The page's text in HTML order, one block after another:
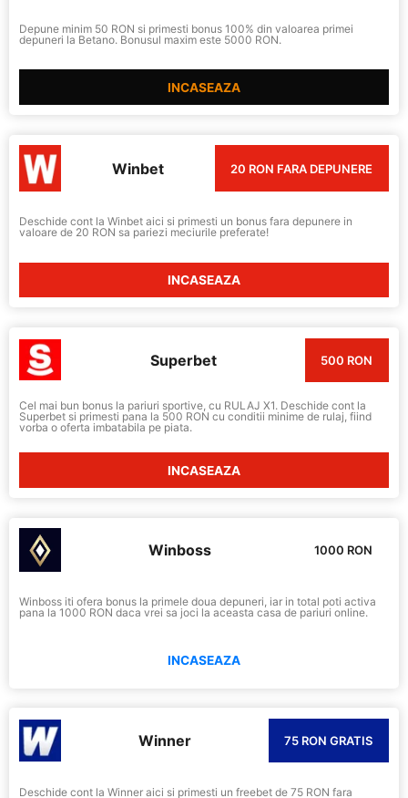
Depune minim 50 RON si primesti bonus 100% din valoarea primei
depuneri la Betano. Bonusul maxim este 5000 RON.
INCASEAZA
Winbet 20 RON FARA DEPUNERE
Deschide cont la Winbet aici si primesti un bonus fara depunere in
valoare de 20 RON sa pariezi meciurile preferate!
INCASEAZA
Superbet 500 RON
Cel mai bun bonus la pariuri sportive, cu RULAJ X1. Deschide cont la
Superbet si primesti pana la 500 RON cu conditii minime de rulaj, fiind
vorba o oferta imbatabila pe piata.
INCASEAZA
Winboss 1000 RON
Winboss iti ofera bonus la primele doua depuneri, iar in total poti activa
pana la 1000 RON daca vrei sa joci la aceasta casa de pariuri online.
INCASEAZA
Winner 75 RON GRATIS
Deschide cont la Winner aici si primesti un freebet de 75 RON fara